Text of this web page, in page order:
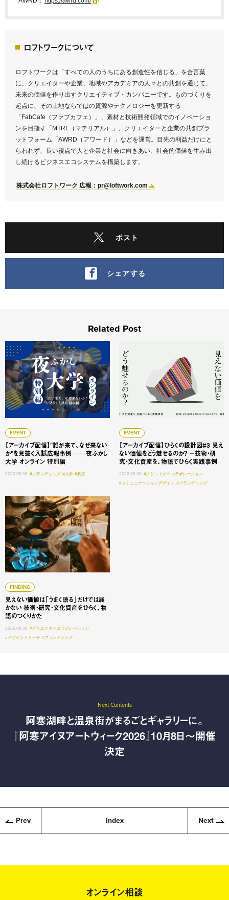
ロフトワークについて
ロフトワークは「すべての人のうちにある創造性を信じる」を合言葉
に、クリエイターや企業、地域やアカデミアの人々との共創を通じて、
未来の価値を作り出すクリエイティブ・カンパニーです。ものづくりを
起点に、その土地ならではの資源やテクノロジーを更新する
「FabCafe（ファブカフェ）」、素材と技術開発領域でのイノベーショ
ンを目指す「MTRL（マテリアル）」、クリエイターと企業の共創プラ
ットフォーム「AWRD（アワード）」などを運営。目先の利益だけにと
らわれず、長い視点で人と企業と社会に向きあい、社会的価値を生み出
し続けるビジネスエコシステムを構築します。
株式会社ロフトワーク 広報：pr@loftwork.com
ポスト
シェアする
Related Post
EVENT
【アーカイブ配信】"誰が来て、なぜ来ない
か"を見抜く入試広報事例 ──夜ふかし
大学 オンライン 特別編
2026.08.06 #ブランディング #大学 #教育
【アーカイブ配信】"誰が来て、なぜ来ないか"を見抜く入
EVENT
【アーカイブ配信】ひらくの設計図#3 見え
ない価値をどう魅せるのか？ ー技術・研
究・文化資産を、物語でひらく実践事例
2026.08.06 #クリエイターコラボレーション
#コミュニケーションデザイン #ブランディング
FINDING
見えない価値は「うまく語る」だけでは届
かない 技術・研究・文化資産をひらく、物
語のつくりかた
2026.08.06 #クリエイターコラボレーション
#デザインリサーチ #ブランディング
見えない価値は「うまく語る」だけでは届かない 技術・研
Next Contents
阿寒湖畔と温泉街がまるごとギャラリーに。
『阿寒アイヌアートウィーク2026』10月8日〜開催
決定
Prev Index Next
オンライン相談